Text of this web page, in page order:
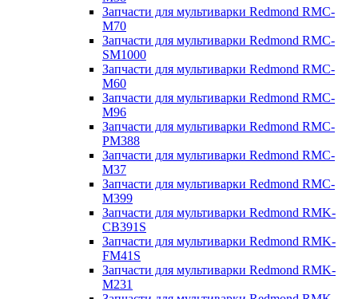
Запчасти для мультиварки Redmond RMC-
M70
Запчасти для мультиварки Redmond RMC-
SM1000
Запчасти для мультиварки Redmond RMC-
M60
Запчасти для мультиварки Redmond RMC-
M96
Запчасти для мультиварки Redmond RMC-
PM388
Запчасти для мультиварки Redmond RMC-
M37
Запчасти для мультиварки Redmond RMC-
M399
Запчасти для мультиварки Redmond RMK-
CB391S
Запчасти для мультиварки Redmond RMK-
FM41S
Запчасти для мультиварки Redmond RMK-
M231